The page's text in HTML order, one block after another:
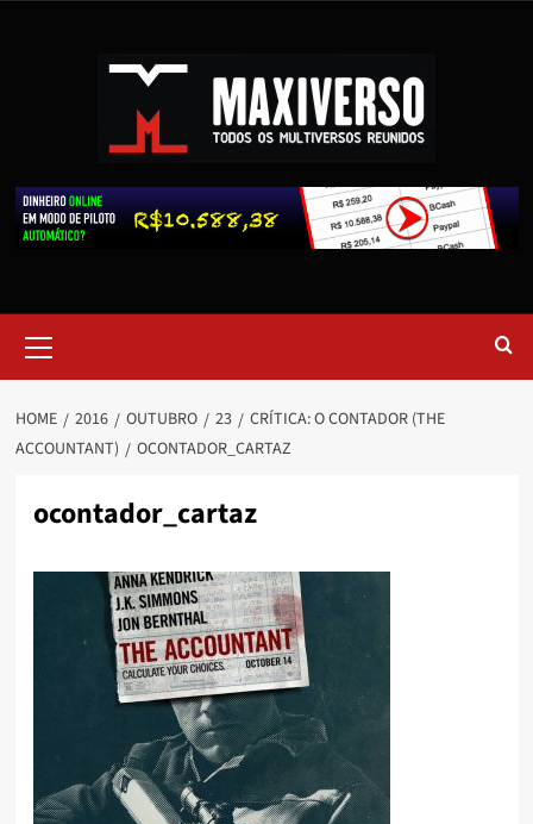
HOME 2016 OUTUBRO 23
CRÍTICA: O CONTADOR (THE
ACCOUNTANT)
OCONTADOR_CARTAZ
ocontador_cartaz